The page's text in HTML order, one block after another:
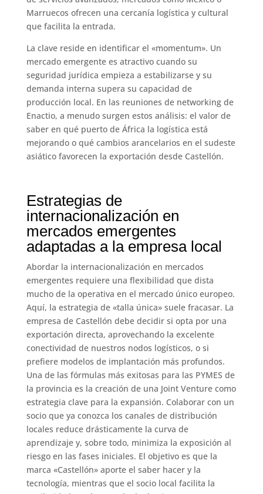
Marruecos ofrecen una cercanía logística y cultural
que facilita la entrada.
La clave reside en identificar el «momentum». Un
mercado emergente es atractivo cuando su
seguridad jurídica empieza a estabilizarse y su
demanda interna supera su capacidad de
producción local. En las reuniones de networking de
Enactio, a menudo surgen estos análisis: el valor de
saber en qué puerto de África la logística está
mejorando o qué cambios arancelarios en el sudeste
asiático favorecen la exportación desde Castellón.
Estrategias de
internacionalización en
mercados emergentes
adaptadas a la empresa local
Abordar la internacionalización en mercados
emergentes requiere una flexibilidad que dista
mucho de la operativa en el mercado único europeo.
Aquí, la estrategia de «talla única» suele fracasar. La
empresa de Castellón debe decidir si opta por una
exportación directa, aprovechando la excelente
conectividad de nuestros nodos logísticos, o si
prefiere modelos de implantación más profundos.
Una de las fórmulas más exitosas para las PYMES de
la provincia es la creación de una Joint Venture como
estrategia clave para la expansión. Colaborar con un
socio que ya conozca los canales de distribución
locales reduce drásticamente la curva de
aprendizaje y, sobre todo, minimiza la exposición al
riesgo en las fases iniciales. El objetivo es que la
marca «Castellón» aporte el saber hacer y la
tecnología, mientras que el socio local facilita la